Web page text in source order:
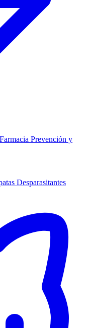
Farmacia Prevención y
Desparasitantes